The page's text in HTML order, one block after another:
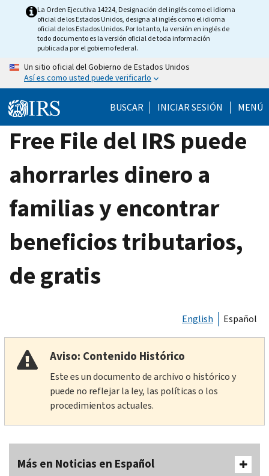
La Orden Ejecutiva 14224, Designación del inglés como el idioma
oficial de los Estados Unidos, designa al inglés como el idioma
oficial de los Estados Unidos. Por lo tanto, la versión en inglés de
todo documento es la versión oficial de toda información
publicada por el gobierno federal.
Un sitio oficial del Gobierno de Estados Unidos
Así es como usted puede verificarlo
BUSCAR INICIAR SESIÓN MENÚ
Free File del IRS puede
ahorrarles dinero a
familias y encontrar
beneficios tributarios,
de gratis
English Español
Aviso: Contenido Histórico
Este es un documento de archivo o histórico y
puede no reflejar la ley, las políticas o los
procedimientos actuales.
Más en Noticias en Español